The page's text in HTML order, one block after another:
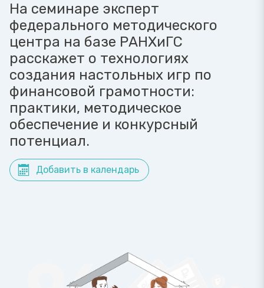
На семинаре эксперт
федерального методического
центра на базе РАНХиГС
расскажет о технологиях
создания настольных игр по
финансовой грамотности:
практики, методическое
обеспечение и конкурсный
потенциал.
Добавить в календарь